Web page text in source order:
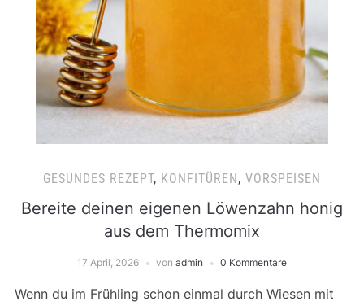
GESUNDES REZEPT, KONFITÜREN, VORSPEISEN
Bereite deinen eigenen Löwenzahn honig
aus dem Thermomix
17 April, 2026 von admin 0 Kommentare
Wenn du im Frühling schon einmal durch Wiesen mit